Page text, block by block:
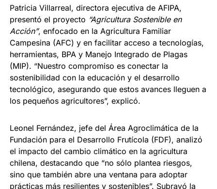
Patricia Villarreal, directora ejecutiva de AFIPA,
presentó el proyecto “Agricultura Sostenible en
Acción”, enfocado en la Agricultura Familiar
Campesina (AFC) y en facilitar acceso a tecnologías,
herramientas, BPA y Manejo Integrado de Plagas
(MIP). “Nuestro compromiso es conectar la
sostenibilidad con la educación y el desarrollo
tecnológico, asegurando que estos avances lleguen a
los pequeños agricultores”, explicó.
Leonel Fernández, jefe del Área Agroclimática de la
Fundación para el Desarrollo Frutícola (FDF), analizó
el impacto del cambio climático en la agricultura
chilena, destacando que “no sólo plantea riesgos,
sino que también abre una ventana para adoptar
prácticas más resilientes y sostenibles”. Subrayó la